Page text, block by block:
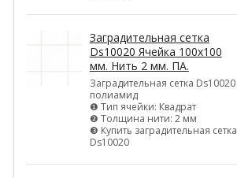
Заградительная сетка
Ds10020 Ячейка 100х100
мм. Нить 2 мм. ПА.
Заградительная сетка Ds10020
полиамид
❶ Тип ячейки: Квадрат
❷ Толщина нити: 2 мм
❸ Купить заградительная сетка
Ds10020